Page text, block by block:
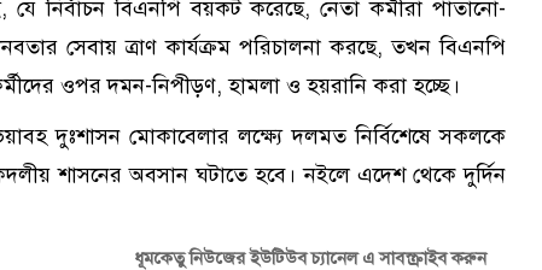
নির্বাচন বিএনপি বয়কট করেছে, নেতা কর্মীরা পাতানো-
সেবায় ত্রাণ কার্যক্রম পরিচালনা করছে, তখন বিএনপি
ওপর দমন-নিপীড়ণ, হামলা ও হয়রানি করা হচ্ছে।
দুঃশাসন মোকাবেলার লক্ষ্যে দলমত নির্বিশেষে সকলকে
শাসনের অবসান ঘটাতে হবে। নইলে এদেশ থেকে দুর্দিন
ধূমকেতু নিউজের ইউটিউব চ্যানেল এ সাবস্ক্রাইব করুন